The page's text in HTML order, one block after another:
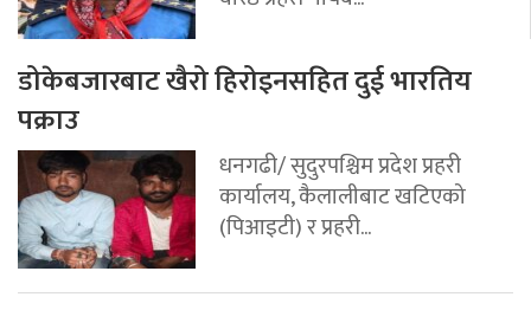
डोकेबजारबाट खैरो हिरोइनसहित दुई भारतिय
पक्राउ
धनगढी/ सुदुरपश्चिम प्रदेश प्रहरी
कार्यालय, कैलालीबाट खटिएको
(पिआइटी) र प्रहरी...